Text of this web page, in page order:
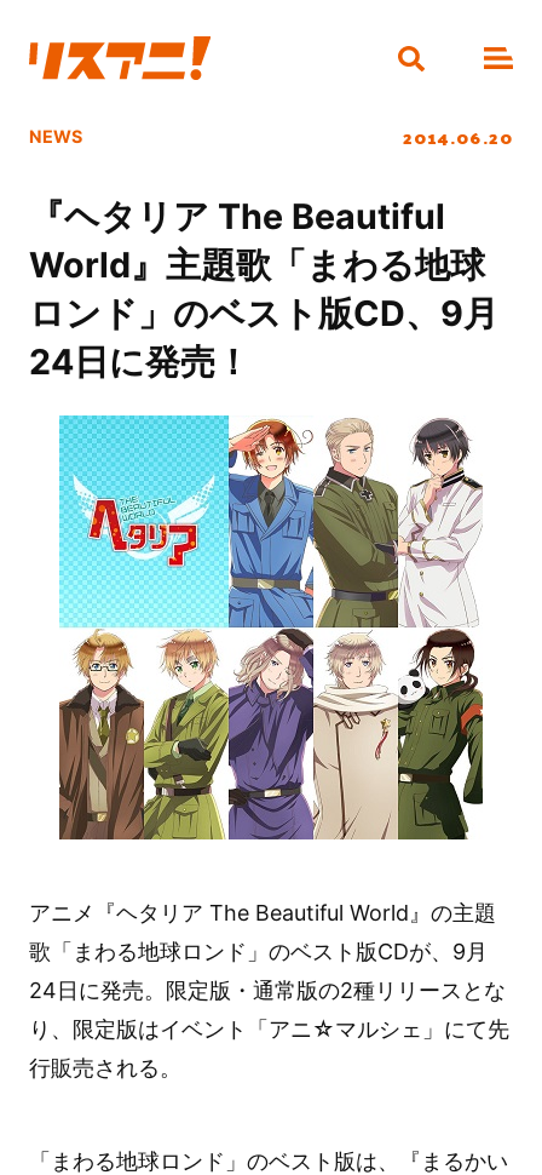
NEWS 2014.06.20
『ヘタリア The Beautiful
World』主題歌「まわる地球
ロンド」のベスト版CD、9月
24日に発売！
アニメ『ヘタリア The Beautiful World』の主題
歌「まわる地球ロンド」のベスト版CDが、9月
24日に発売。限定版・通常版の2種リリースとな
り、限定版はイベント「アニ☆マルシェ」にて先
行販売される。
「まわる地球ロンド」のベスト版は、『まるかい